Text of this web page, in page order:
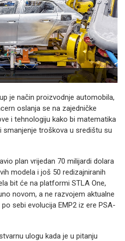
je način proizvodnje automobila,
oslanja se na zajedničke
i tehnologiju kako bi matematika
smanjenje troškova u središtu su
plan vrijedan 70 milijardi dolara
modela i još 50 redizajniranih
bit će na platformi STLA One,
novom, a ne razvojem aktualne
sebi evolucija EMP2 iz ere PSA-
ulogu kada je u pitanju